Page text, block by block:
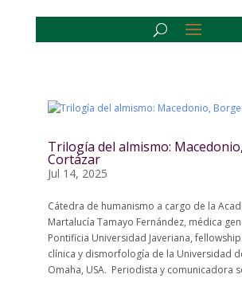
Trilogía del almismo:
Cortázar
Jul 14, 2025
Cátedra de humanismo a cargo de la
Martalucía Tamayo Fernández, médica
Pontificia Universidad Javeriana,
clínica y dismorfología de la Universidad
Omaha, USA. Periodista y comunicadora